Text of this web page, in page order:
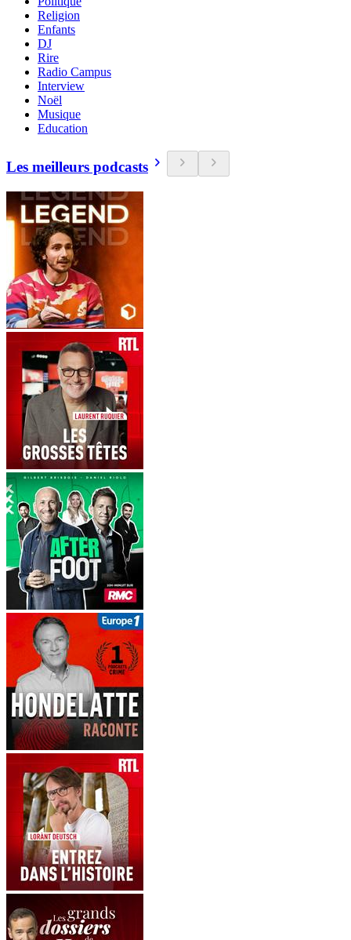
Religion
Enfants
DJ
Rire
Radio Campus
Interview
Noël
Musique
Education
Les meilleurs podcasts